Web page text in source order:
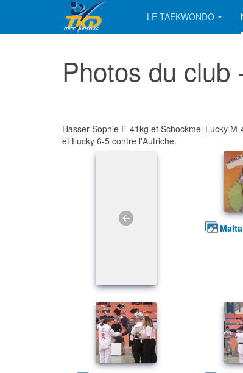
LE TAEKWONDO
Photos du club
Hasser Sophie F-41kg et Schockmel Lucky
et Lucky 6-5 contre l'Autriche.